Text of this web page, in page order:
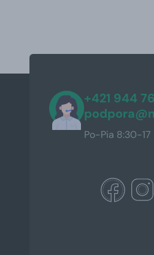
+421 944
Po-Pia 8:30-17